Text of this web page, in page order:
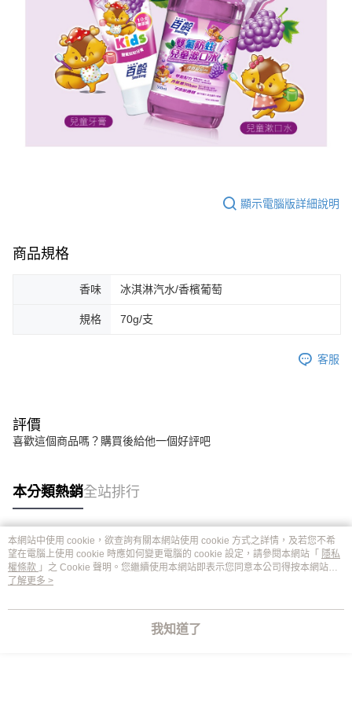
顯示電腦版詳細說明
商品規格
香味 冰淇淋汽水/香檳葡萄
規格 70g/支
客服
評價
喜歡這個商品嗎？購買後給他一個好評吧
本分類熱銷全站排行
熱門標籤
本網站中使用 cookie，欲查詢有關本網站使用 cookie 方式之詳情，及若您不希
望在電腦上使用 cookie 時應如何變更電腦的 cookie 設定，請參閱本網站「 隱私
權條款 」之 Cookie 聲明。您繼續使用本網站即表示您同意本公司得按本網站使
用條款之 Cookie 聲明使用 cookie。
了解更多 >
我知道了